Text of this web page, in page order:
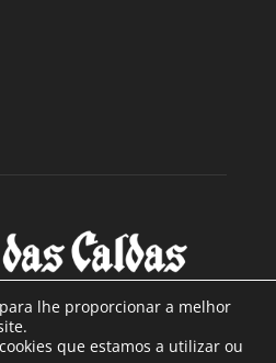
NÓS
lhe proporcionar a melhor
que estamos a utilizar ou